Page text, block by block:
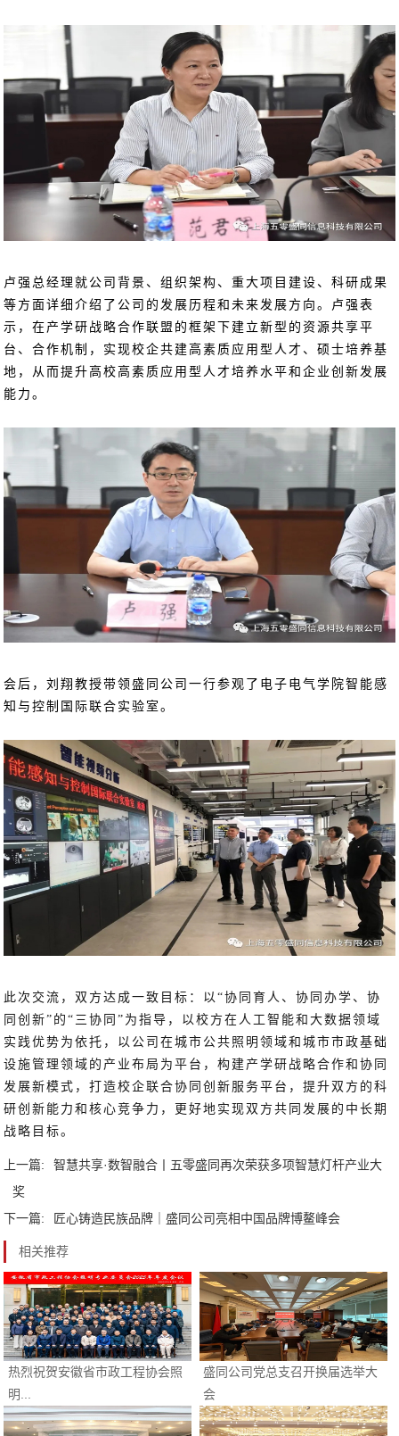
卢强总经理就公司背景、组织架构、重大项目建设、科研成果
等方面详细介绍了公司的发展历程和未来发展方向。卢强表
示，在产学研战略合作联盟的框架下建立新型的资源共享平
台、合作机制，实现校企共建高素质应用型人才、硕士培养基
地，从而提升高校高素质应用型人才培养水平和企业创新发展
能力。
会后，刘翔教授带领盛同公司一行参观了电子电气学院智能感
知与控制国际联合实验室。
此次交流，双方达成一致目标：以“协同育人、协同办学、协
同创新”的“三协同”为指导，以校方在人工智能和大数据领域
实践优势为依托，以公司在城市公共照明领域和城市市政基础
设施管理领域的产业布局为平台，构建产学研战略合作和协同
发展新模式，打造校企联合协同创新服务平台，提升双方的科
研创新能力和核心竞争力，更好地实现双方共同发展的中长期
战略目标。
上一篇:
智慧共享·数智融合丨五零盛同再次荣获多项智慧灯杆产业大
奖
下一篇:
匠心铸造民族品牌｜盛同公司亮相中国品牌博鳌峰会
相关推荐
热烈祝贺安徽省市政工程协会照
明...
盛同公司党总支召开换届选举大
会